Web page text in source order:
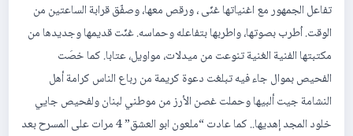
تفاعل الجمهور مع اغنياتها غنّى ، ورقص معها، وصفّق قرابة الساعتين من
الوقت. اُطرب بصوتها، واطربها بتفاعله وحماسه. غنّت قديمها وجديدها من
مكتبتها الفنية الغنية تنوعت من ميدلات، مواويل، عتابا. كما خصَت
الفحيص بموال جاء فيه تبلغت دعوة كريمة من رباع الناس كرامة أهل
النشامة جيت ألبيها وحملت غصن الأرز من موطني لبنان ولفحيص جايي
خلود المجد إهديها.. كما عادت “ملعون ابو العشق” 4 مرات على المسرح بعد